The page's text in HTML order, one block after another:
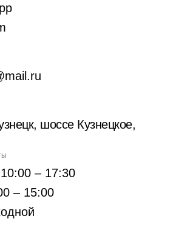
– 17:30
– 15:00
шоссе Кузнецкое,